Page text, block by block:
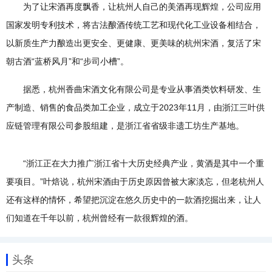
为了让宋酒再度飘香，让杭州人自己的美酒再现辉煌，公司应用
国家发明专利技术，将古法酿酒传统工艺和现代化工业设备相结合，
以新质生产力酿造出更安全、更健康、更美味的杭州宋酒，复活了宋
朝古酒“蓝桥风月”和“步司小槽”。
据悉，杭州香曲宋酒文化有限公司是专业从事酒类饮料研发、生
产制造、销售的食品类加工企业，成立于2023年11月，由浙江三叶供
应链管理有限公司参股组建，是浙江省省级非遗工坊生产基地。
“浙江正在大力推广浙江省十大历史经典产业，黄酒是其中一个重
要项目。”叶焙说，杭州宋酒由于历史原因曾被大家淡忘，但老杭州人
还有这样的情怀，希望把沉淀在悠久历史中的一款酒挖掘出来，让人
们知道在千年以前，杭州曾经有一款很辉煌的酒。
头条